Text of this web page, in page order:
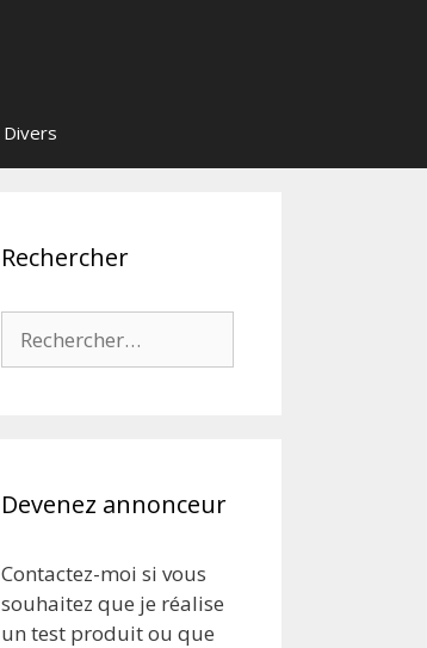
Divers
Rechercher
Devenez annonceur
Contactez-moi si vous
souhaitez que je réalise
un test produit ou que